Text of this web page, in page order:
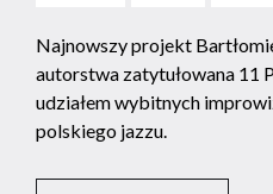
Najnowszy projekt
autorstwa zatytułowana 11
udziałem wybitnych
polskiego jazzu.